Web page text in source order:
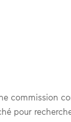
commission
pour